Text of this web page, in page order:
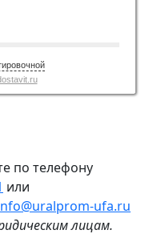
по телефону
или
ufa.ru
лицам.